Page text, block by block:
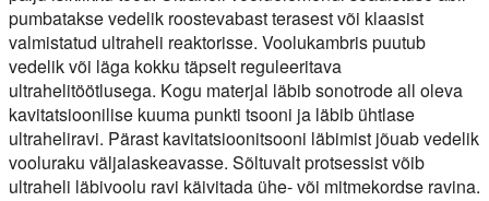
pumbatakse vedelik roostevabast terasest või klaasist
valmistatud ultraheli reaktorisse. Voolukambris puutub
vedelik või läga kokku täpselt reguleeritava
ultrahelitöötlusega. Kogu materjal läbib sonotrode all oleva
kavitatsioonilise kuuma punkti tsooni ja läbib ühtlase
ultraheliravi. Pärast kavitatsioonitsooni läbimist jõuab vedelik
vooluraku väljalaskeavasse. Sõltuvalt protsessist võib
ultraheli läbivoolu ravi käivitada ühe- või mitmekordse ravina.